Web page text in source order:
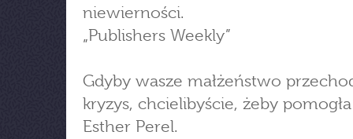
niewierności.
„Publishers Weekly”
Gdyby wasze małżeństwo
kryzys, chcielibyście, żeby
Esther Perel.